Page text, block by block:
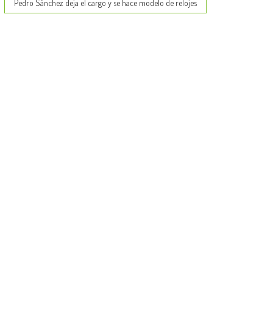
Pedro Sánchez deja el cargo y se hace modelo de relojes